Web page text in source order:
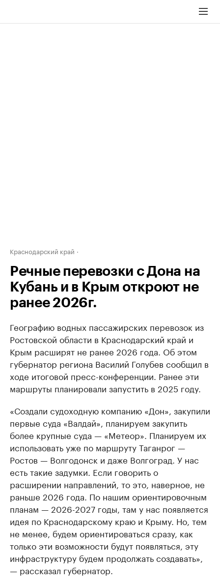
Краснодарский край
Речные перевозки с Дона на
Кубань и в Крым откроют не
ранее 2026г.
Географию водных пассажирских перевозок из
Ростовской области в Краснодарский край и
Крым расширят не ранее 2026 года. Об этом
губернатор региона Василий Голубев сообщил в
ходе итоговой пресс-конференции. Ранее эти
маршруты планировали запустить в 2025 году.
«Создали судоходную компанию «Дон», закупили
первые суда «Валдай», планируем закупить
более крупные суда — «Метеор». Планируем их
использовать уже по маршруту Таганрог —
Ростов — Волгодонск и даже Волгоград. У нас
есть такие задумки. Если говорить о
расширении направлений, то это, наверное, не
раньше 2026 года. По нашим ориентировочным
планам — 2026-2027 годы, там у нас появляется
идея по Краснодарскому краю и Крыму. Но, тем
не менее, будем ориентироваться сразу, как
только эти возможности будут появляться, эту
инфраструктуру будем продолжать создавать»,
— рассказал губернатор.